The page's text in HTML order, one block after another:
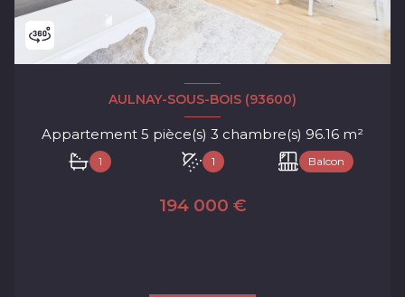
AULNAY-SOUS-BOIS (93600)
Appartement 5 pièce(s) 3 chambre(s) 96.16 m²
1 1 Balcon
194 000 €